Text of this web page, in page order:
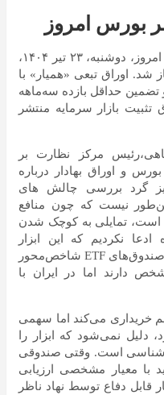
بر بورس امروز
عرضه اوراق تبعی «همیار»، از صبح امروز، دوشنبه، ۲۳ تیر ۱۴۰۴،
اوراق تبعی «همیار» با
حداقل بازده سه‌ماهه
بازار سرمایه منتشر
مرکز نظارت بر
و اوراق بهادار درباره
گرد بررسی چالش های
نیست که چون منافع
تمایلی به کوچک شدن
نکردیم که این ابزار
استاندارد جهانی دارد. همان‌طور که صندوق‌های ETF شاخص‌محور
دارند اما در ایران با
خریداری می‌کند اما سهمی
دلیل نمی‌شود که ابزار را
است. وقتی صندوقی
با معیار مشخصی ارزیابی
قابل دفاع توسط نهاد ناظر